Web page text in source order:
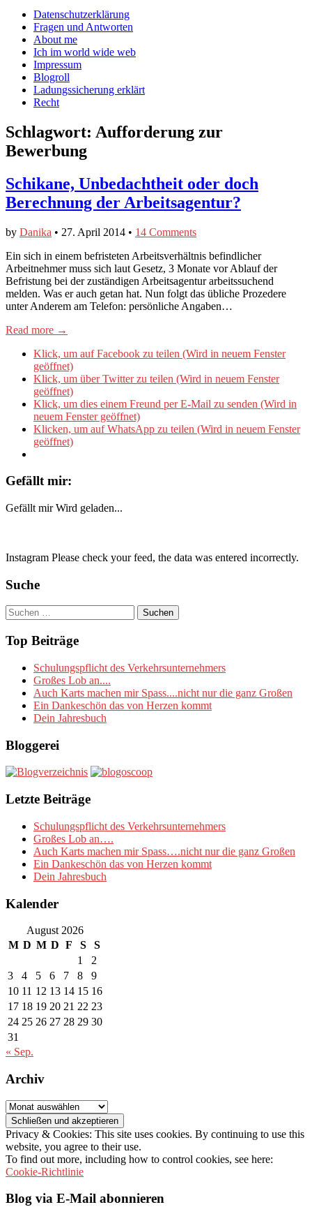
Facebook
anzeigen
Twitter
anzeigen
auf
Instagram
anzeigen
Main
menu
Skip
content
Datenschutzerklärung
Fragen und Antworten
About me
Ich im world wide web
Impressum
Blogroll
Ladungssicherung erklärt
Recht
Schlagwort: Aufforderung zur
Bewerbung
Schikane, Unbedachtheit oder doch
Berechnung der Arbeitsagentur?
by Danika • 27. April 2014 • 14 Comments
Ein sich in einem befristeten Arbeitsverhältnis befindlicher
Arbeitnehmer muss sich laut Gesetz, 3 Monate vor Ablauf der
Befristung bei der zuständigen Arbeitsagentur arbeitssuchend
melden. Was er auch getan hat. Nun folgt das übliche Prozedere
unter Anderem am Telefon: persönliche Angaben…
Read more →
Klick, um auf Facebook zu teilen (Wird in neuem Fenster
geöffnet)
Klick, um über Twitter zu teilen (Wird in neuem Fenster
geöffnet)
Klick, um dies einem Freund per E-Mail zu senden (Wird in
neuem Fenster geöffnet)
Klicken, um auf WhatsApp zu teilen (Wird in neuem Fenster
geöffnet)
Gefällt mir:
Gefällt mir Wird geladen...
Instagram Please check your feed, the data was entered incorrectly.
Suche
Suchen
nach:
Top Beiträge
Schulungspflicht des Verkehrsunternehmers
Großes Lob an....
Auch Karts machen mir Spass....nicht nur die ganz Großen
Ein Dankeschön das von Herzen kommt
Dein Jahresbuch
Bloggerei
Letzte Beiträge
Schulungspflicht des Verkehrsunternehmers
Großes Lob an….
Auch Karts machen mir Spass….nicht nur die ganz Großen
Ein Dankeschön das von Herzen kommt
Dein Jahresbuch
Kalender
August 2026
M D M D F S
S
1
2
3
4 5 6 7 8
9
10 11 12 13 14 15 16
17 18 19 20 21 22 23
24 25 26 27 28 29 30
31
« Sep.
Archiv
Archiv
Privacy & Cookies: This site uses cookies. By continuing to use this
website, you agree to their use.
To find out more, including how to control cookies, see here:
Cookie-Richtlinie
Blog via E-Mail abonnieren